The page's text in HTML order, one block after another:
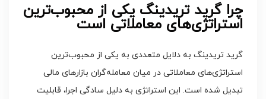
چرا گرید تریدینگ یکی از محبوب‌ترین
استراتژی‌های معاملاتی است
گرید تریدینگ به دلایل متعددی به یکی از محبوب‌ترین
استراتژی‌های معاملاتی در میان معامله‌گران بازارهای مالی
تبدیل شده است. این استراتژی به دلیل سادگی اجرا، قابلیت